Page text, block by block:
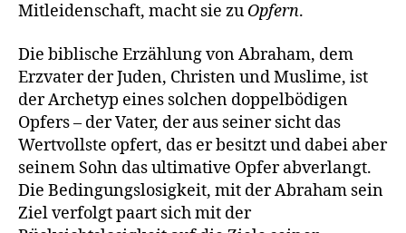
Mitleidenschaft, macht sie zu Opfern.
Die biblische Erzählung von Abraham, dem
Erzvater der Juden, Christen und Muslime, ist
der Archetyp eines solchen doppelbödigen
Opfers – der Vater, der aus seiner sicht das
Wertvollste opfert, das er besitzt und dabei aber
seinem Sohn das ultimative Opfer abverlangt.
Die Bedingungslosigkeit, mit der Abraham sein
Ziel verfolgt paart sich mit der